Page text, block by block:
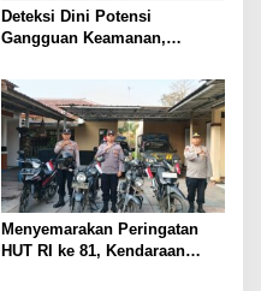
Deteksi Dini Potensi
Gangguan Keamanan,
Cikijing Laksanakan Patroli
Malam dan Beri Himbauan
Kepada Warga
Menyemarakan Peringatan
HUT RI ke 81, Kendaraan